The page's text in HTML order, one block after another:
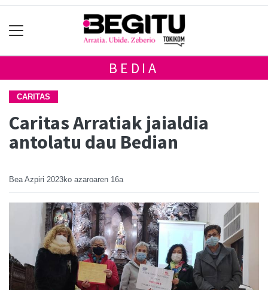
BEDIA
CARITAS
Caritas Arratiak jaialdia
antolatu dau Bedian
Bea Azpiri 2023ko azaroaren 16a